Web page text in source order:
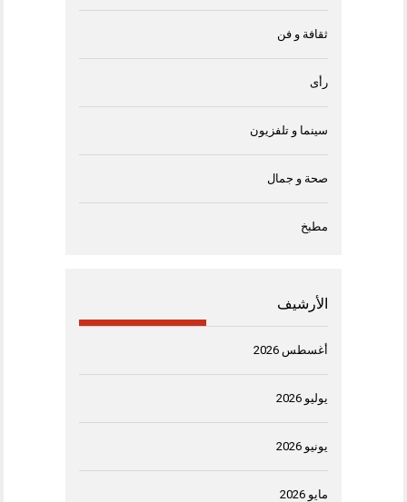
ثقافة و فن
رأى
سينما و تلفزيون
صحة و جمال
مطبخ
الأرشيف
أغسطس 2026
يوليو 2026
يونيو 2026
مايو 2026